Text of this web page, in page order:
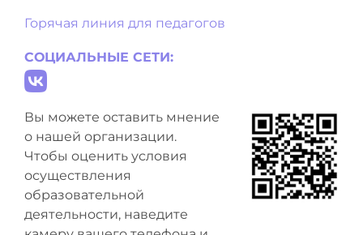
Горячая линия для педагогов
СОЦИАЛЬНЫЕ СЕТИ:
Вы можете оставить мнение
о нашей организации.
Чтобы оценить условия
осуществления
образовательной
деятельности, наведите